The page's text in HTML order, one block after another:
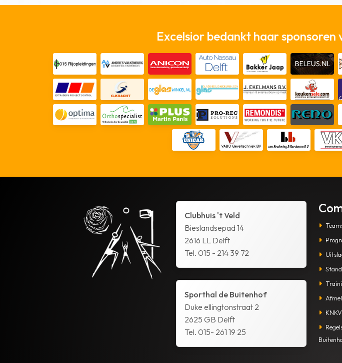
Excelsior bedankt haar
Clubhuis 't Veld
Bieslandsepad 14
2616 LL Delft
Tel. 015 - 214 39 72
Sporthal de Buitenhof
Duke ellingtonstraat 2
2625 GB Delft
Tel. 015- 261 19 25